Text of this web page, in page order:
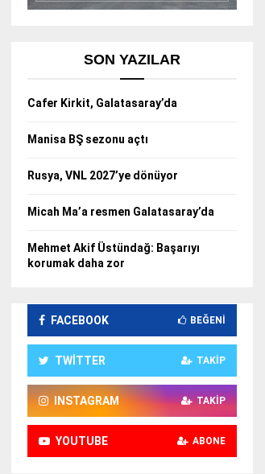
SON YAZILAR
Cafer Kirkit, Galatasaray’da
Manisa BŞ sezonu açtı
Rusya, VNL 2027’ye dönüyor
Micah Ma’a resmen Galatasaray’da
Mehmet Akif Üstündağ: Başarıyı
korumak daha zor
FACEBOOK BEĞENI
TWITTER TAKIP
INSTAGRAM TAKIP
YOUTUBE ABONE